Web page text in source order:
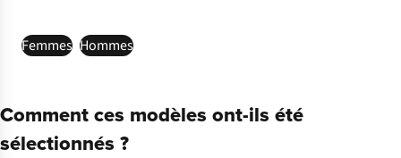
Femmes Hommes
Comment ces modèles ont-ils été
sélectionnés ?